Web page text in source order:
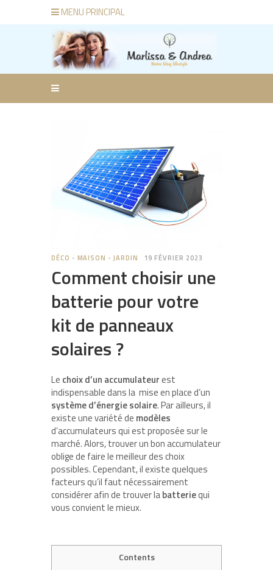
MENU PRINCIPAL
DÉCO - MAISON - JARDIN 19 FÉVRIER 2023
Comment choisir une
batterie pour votre
kit de panneaux
solaires ?
Le choix d’un accumulateurest
indispensable dans la mise en place d’un
système d’énergie solaire. Par ailleurs, il
existe une variété de modèles
d’accumulateurs qui est proposée sur le
marché. Alors, trouver un bon accumulateur
oblige de faire le meilleur des choix
possibles. Cependant, il existe quelques
facteurs qu’il faut nécessairement
considérer afin de trouver labatteriequi
vous convient le mieux.
Contents